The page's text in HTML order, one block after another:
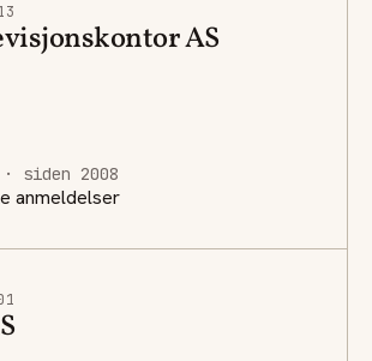
AS
siden 2008
anmeldelser